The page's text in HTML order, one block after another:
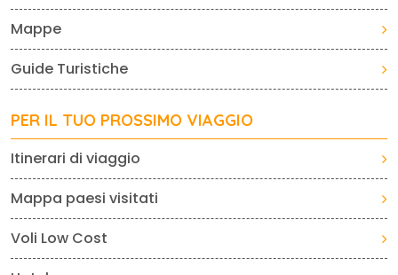
Mappe
Guide Turistiche
PER IL TUO PROSSIMO VIAGGIO
Itinerari di viaggio
Mappa paesi visitati
Voli Low Cost